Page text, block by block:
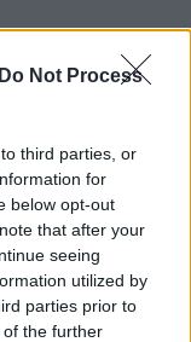
Do Not Process
third parties, or
for
below opt-out
that after your
seeing
utilized by
parties prior to
the further